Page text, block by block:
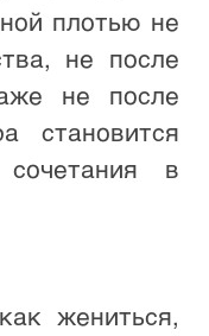
плотью не
не после
не после
становится
в
жениться,